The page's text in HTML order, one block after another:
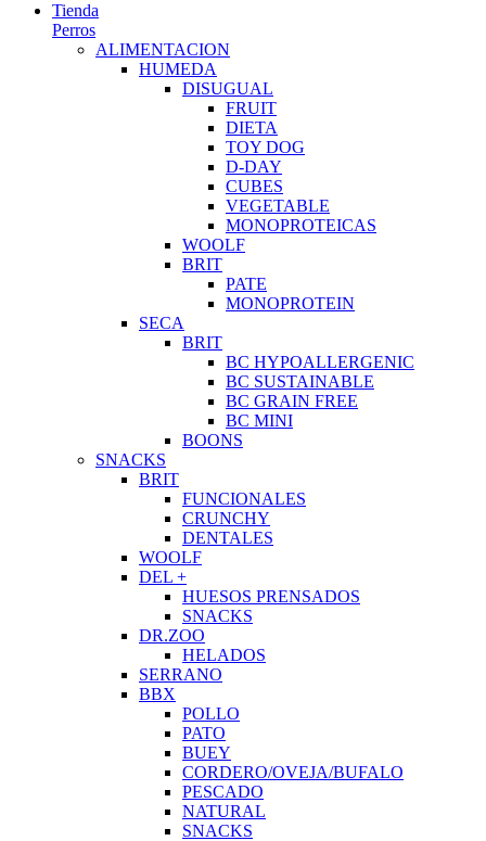
Tienda
Perros
ALIMENTACION
HUMEDA
DISUGUAL
FRUIT
DIETA
TOY DOG
D-DAY
CUBES
VEGETABLE
MONOPROTEICAS
WOOLF
BRIT
PATE
MONOPROTEIN
SECA
BRIT
BC HYPOALLERGENIC
BC SUSTAINABLE
BC GRAIN FREE
BC MINI
BOONS
SNACKS
BRIT
FUNCIONALES
CRUNCHY
DENTALES
WOOLF
DEL +
HUESOS PRENSADOS
SNACKS
DR.ZOO
HELADOS
SERRANO
BBX
POLLO
PATO
BUEY
CORDERO/OVEJA/BUFALO
PESCADO
NATURAL
SNACKS